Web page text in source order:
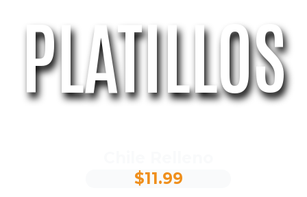
PLATILLOS
$11.99